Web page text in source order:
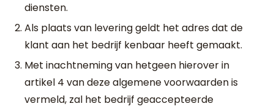
diensten.
Als plaats van levering geldt het adres dat de
klant aan het bedrijf kenbaar heeft gemaakt.
Met inachtneming van hetgeen hierover in
artikel 4 van deze algemene voorwaarden is
vermeld, zal het bedrijf geaccepteerde